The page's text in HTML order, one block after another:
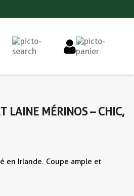
LAINE MÉRINOS – CHIC,
en Irlande. Coupe ample et